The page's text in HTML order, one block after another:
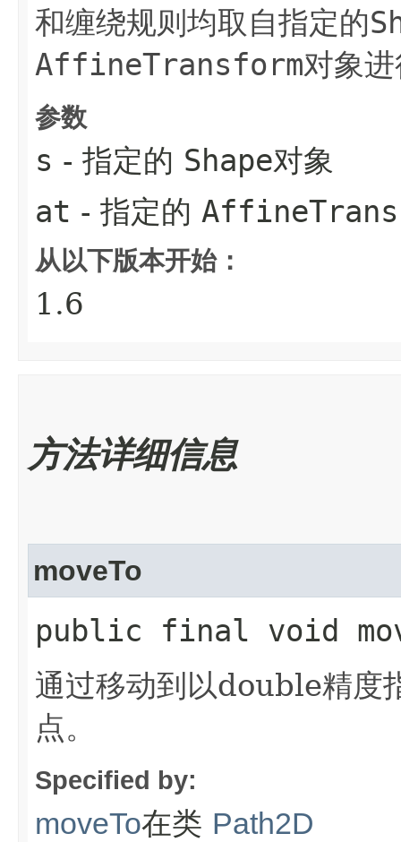
和缠绕规则均取自指定的
AffineTransform对象
参数
s - 指定的 Shape对象
at - 指定的
从以下版本开始：
1.6
方法详细信息
moveTo
public final void
通过移动到以double精度
点。
Specified by:
moveTo在类 Path2D